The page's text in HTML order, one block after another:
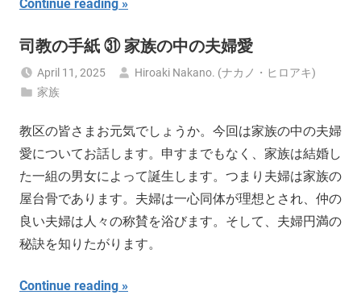
Continue reading
司教の手紙 ㉛ 家族の中の夫婦愛
April 11, 2025
Hiroaki Nakano. (ナカノ・ヒロアキ)
家族
教区の皆さまお元気でしょうか。今回は家族の中の夫婦
愛についてお話します。申すまでもなく、家族は結婚し
た一組の男女によって誕生します。つまり夫婦は家族の
屋台骨であります。夫婦は一心同体が理想とされ、仲の
良い夫婦は人々の称賛を浴びます。そして、夫婦円満の
秘訣を知りたがります。
Continue reading